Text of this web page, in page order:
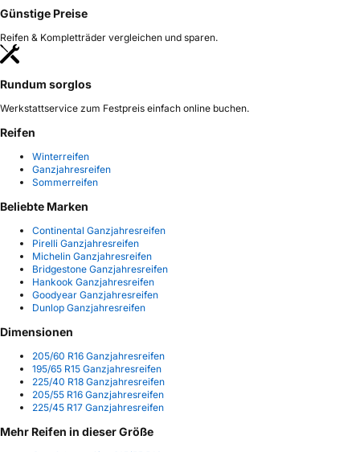
Günstige Preise
Reifen & Kompletträder vergleichen und sparen.
Rundum sorglos
Werkstattservice zum Festpreis einfach online buchen.
Reifen
Winterreifen
Ganzjahresreifen
Sommerreifen
Beliebte Marken
Continental Ganzjahresreifen
Pirelli Ganzjahresreifen
Michelin Ganzjahresreifen
Bridgestone Ganzjahresreifen
Hankook Ganzjahresreifen
Goodyear Ganzjahresreifen
Dunlop Ganzjahresreifen
Dimensionen
205/60 R16 Ganzjahresreifen
195/65 R15 Ganzjahresreifen
225/40 R18 Ganzjahresreifen
205/55 R16 Ganzjahresreifen
225/45 R17 Ganzjahresreifen
Mehr Reifen in dieser Größe